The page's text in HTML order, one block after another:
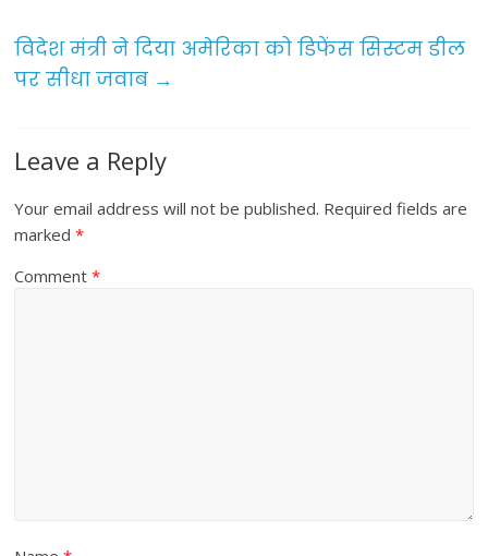
o
k
विदेश मंत्री ने दिया अमेरिका को डिफेंस सिस्टम डील
पर सीधा जवाब →
Leave a Reply
Your email address will not be published. Required fields are
marked*
Comment*